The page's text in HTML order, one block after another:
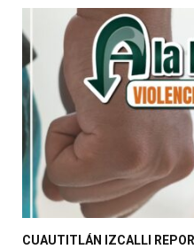
CUAUTITLÁN IZCALLI